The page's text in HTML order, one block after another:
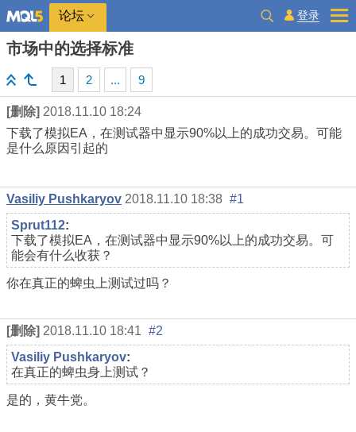
论坛 登录
市场中的选择标准
1 2 ... 9
[删除] 2018.11.10 18:24
下载了模拟EA，在测试器中显示90%以上的成功交易。可能
是什么原因引起的
Vasiliy Pushkaryov 2018.11.10 18:38 #1
Sprut112:
下载了模拟EA，在测试器中显示90%以上的成功交易。可
能会有什么收获？
你在真正的蜱虫上测试过吗？
[删除] 2018.11.10 18:41 #2
Vasiliy Pushkaryov:
在真正的蜱虫身上测试？
是的，黄牛党。